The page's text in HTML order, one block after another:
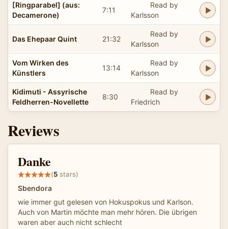
[Ringparabel] (aus:
Decamerone)
7:11
Read by
Karlsson
Das Ehepaar Quint 21:32
Read by
Karlsson
Vom Wirken des
Künstlers
13:14
Read by
Karlsson
Kidimuti - Assyrische
Feldherren-Novellette
8:30
Read by
Friedrich
Reviews
Danke
(5 stars)
Sbendora
wie immer gut gelesen von Hokuspokus und Karlson.
Auch von Martin möchte man mehr hören. Die übrigen
waren aber auch nicht schlecht